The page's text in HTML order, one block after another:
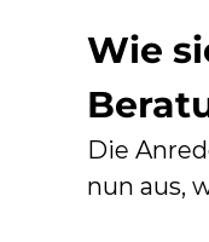
Wie
Die
nun aus,